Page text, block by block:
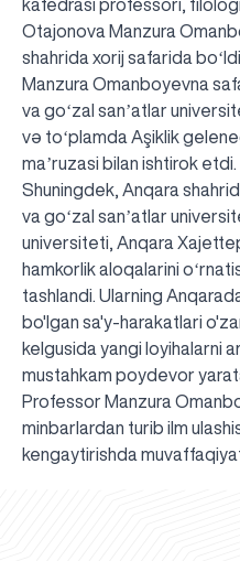
kafedrasi professori,
Otajonova Manzura
shahrida xorij safarida boʻldi.
Manzura Omanboyevna
va goʻzal sanʼatlar
və toʻplamda Aşiklik
maʼruzasi bilan ishtirok etdi.
Shuningdek, Anqara
va goʻzal sanʼatlar
universiteti, Anqara
hamkorlik aloqalarini
tashlandi. Ularning
bo'lgan sa'y-harakatlari
kelgusida yangi loyihalarni
mustahkam poydevor
Professor Manzura
minbarlardan turib ilm
kengaytirishda
qatoridan joy oldi!
Xabarnomasi»!
Анализ деятельности UBS
Кыргызстане
Вперёд к победе,
НАЗНАЧЕНИЕ
UBS в средствах массовой
хокимията области
Хотите вывести изучение
O‘zbekiston taraqqiyotining